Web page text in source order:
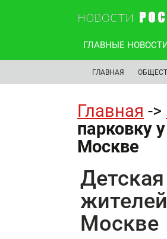
ГЛАВНЫЕ
ГЛАВНАЯ
Главная ->
парковку
Москве
Москве